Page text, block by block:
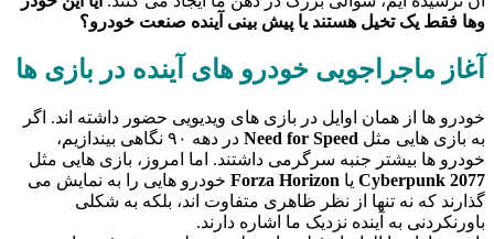
وها فقط یک تخیل هستند یا پیش‌ بینی آینده صنعت خودرو؟
آغاز ماجراجویی خودرو های آینده در بازی‌ ها
خودرو ها از همان اوایل در بازی‌ های ویدیویی حضور داشته‌ اند. اگر
به بازی‌ هایی مثل Need for Speed
در دهه ۹۰ نگاهی بیندازیم،
خودرو ها بیشتر جنبه سرگرمی داشتند. اما امروز، بازی‌ هایی مثل
Cyberpunk 2077 یا
خودرو هایی را به نمایش می‌
گذارند که نه تنها از نظر ظاهری متفاوت‌ اند، بلکه به شکلی
باورنکردنی به آینده نزدیک ما اشاره دارند.